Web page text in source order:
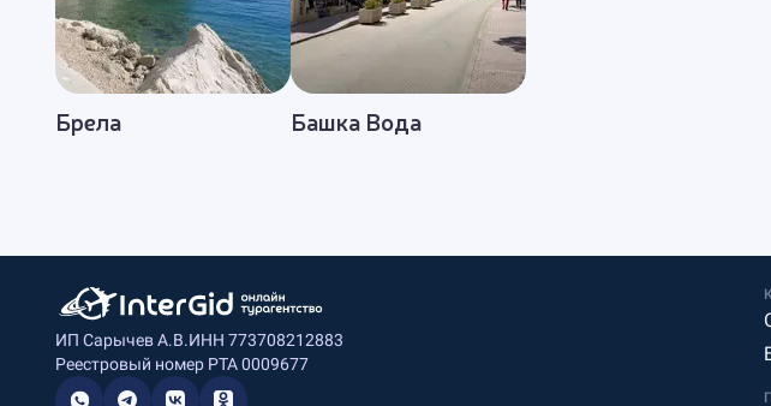
Брела Башка Вода
ИП Сарычев А.В.ИНН 773708212883
Реестровый номер РТА 0009677